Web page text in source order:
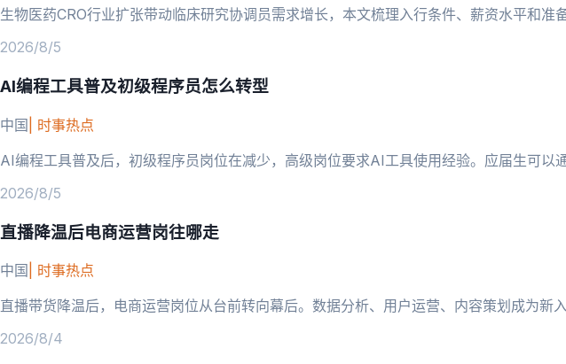
生物医药CRO行业扩张带动临床研究协调员需求增长，本文梳理入行条件、薪资水平和准
2026/8/5
AI编程工具普及初级程序员怎么转型
中国 时事热点
AI编程工具普及后，初级程序员岗位在减少，高级岗位要求AI工具使用经验。应届生可以
2026/8/5
直播降温后电商运营岗往哪走
中国
时事热点
直播带货降温后，电商运营岗位从台前转向幕后。数据分析、用户运营、内容策划成为新
2026/8/4